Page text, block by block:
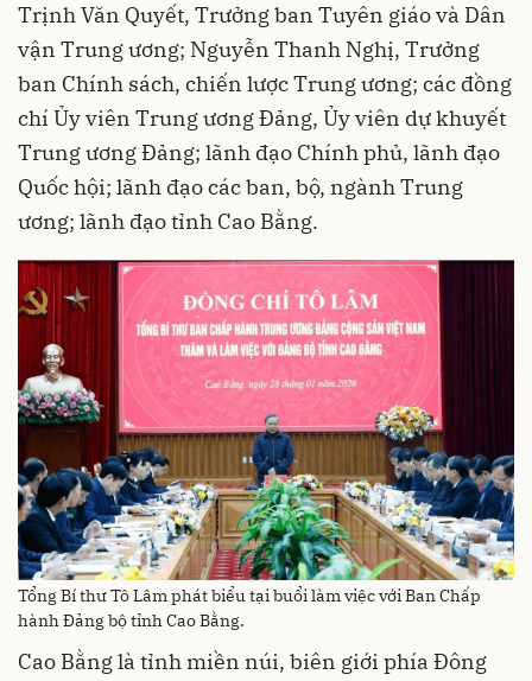
Trịnh Văn Quyết, Trưởng ban Tuyên giáo và Dân
vận Trung ương; Nguyễn Thanh Nghị, Trưởng
ban Chính sách, chiến lược Trung ương; các đồng
chí Ủy viên Trung ương Đảng, Ủy viên dự khuyết
Trung ương Đảng; lãnh đạo Chính phủ, lãnh đạo
Quốc hội; lãnh đạo các ban, bộ, ngành Trung
ương; lãnh đạo tỉnh Cao Bằng.
Tổng Bí thư Tô Lâm phát biểu tại buổi làm việc với Ban Chấp
hành Đảng bộ tỉnh Cao Bằng.
Cao Bằng là tỉnh miền núi, biên giới phía Đông